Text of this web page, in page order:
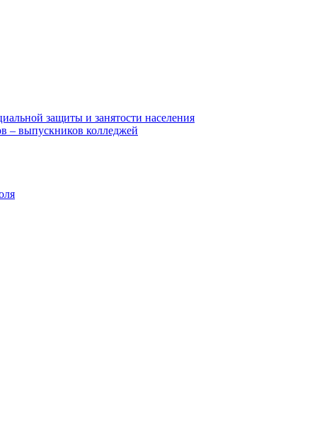
защиты и занятости населения
выпускников колледжей